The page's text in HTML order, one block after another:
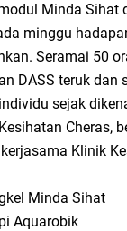
Minda
minggu
Seramai 50
DASS teruk
sejak
Cheras,
Klinik
Minda Sihat
Aquarobik